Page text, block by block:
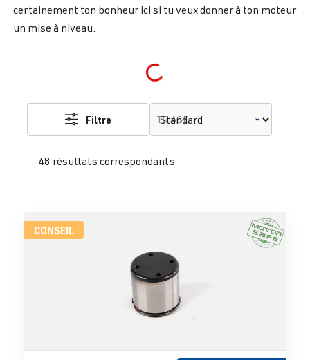
certainement ton bonheur ici si tu veux donner à ton moteur
un mise à niveau.
Loading...
48 résultats correspondants
Filtre TRIAGE
CONSEIL